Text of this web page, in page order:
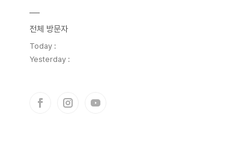
전체 방문자
Today :
Yesterday :